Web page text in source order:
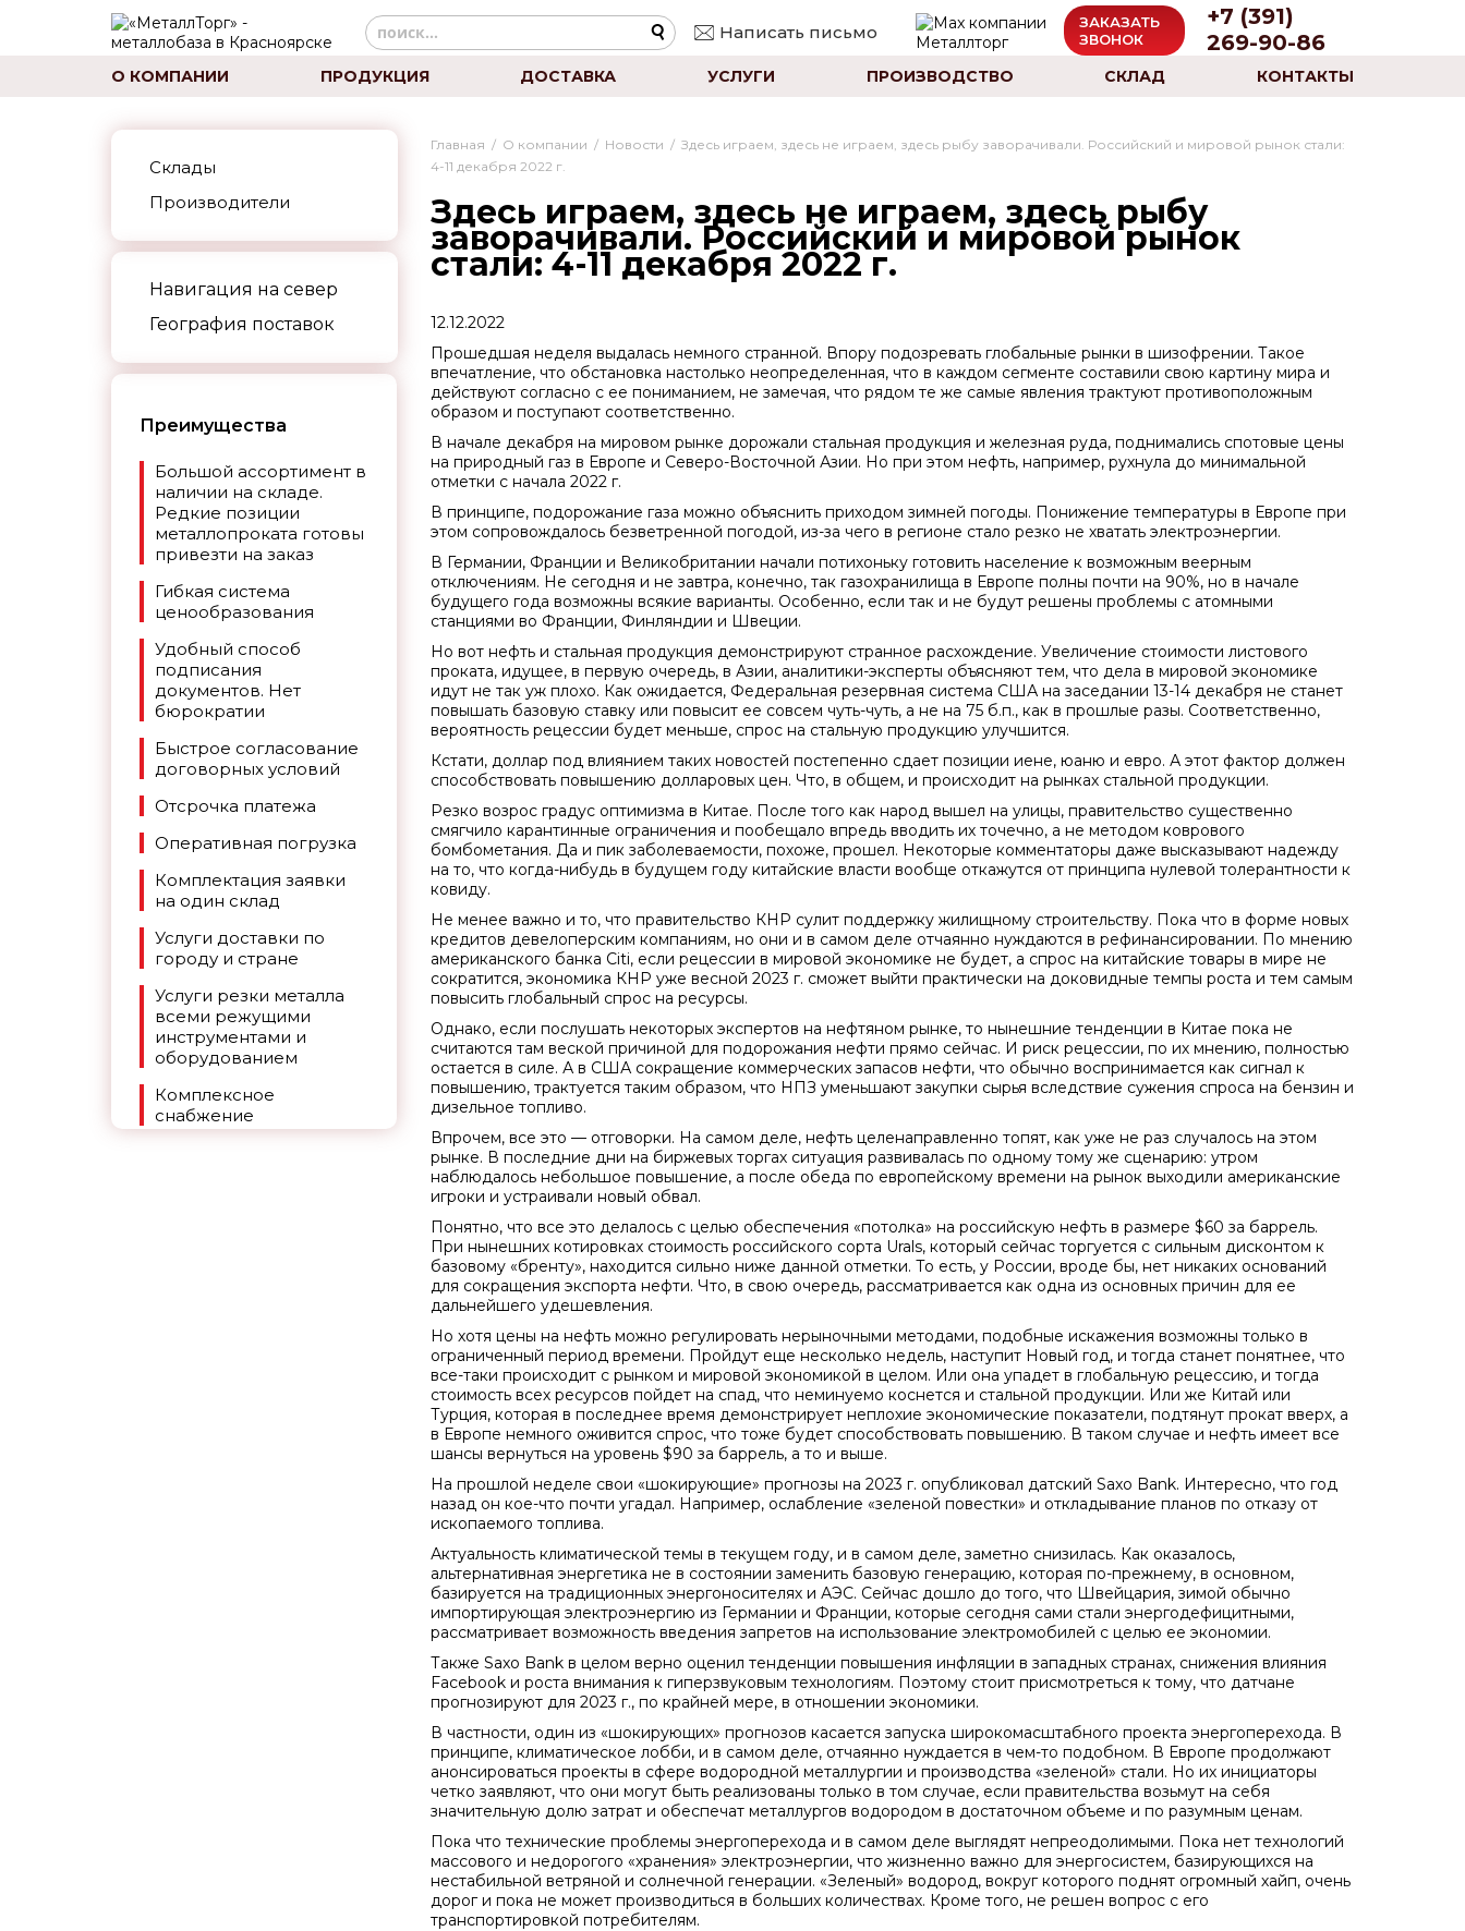
Написать письмо
ЗАКАЗАТЬ
ЗВОНОК
+7 (391)
269-90-86
О КОМПАНИИ ПРОДУКЦИЯ ДОСТАВКА УСЛУГИ ПРОИЗВОДСТВО СКЛАД КОНТАКТЫ
Склады
Производители
Навигация на север
География поставок
Преимущества
Большой ассортимент в
наличии на складе.
Редкие позиции
металлопроката готовы
привезти на заказ
Гибкая система
ценообразования
Удобный способ
подписания
документов. Нет
бюрократии
Быстрое согласование
договорных условий
Отсрочка платежа
Оперативная погрузка
Комплектация заявки
на один склад
Услуги доставки по
городу и стране
Услуги резки металла
всеми режущими
инструментами и
оборудованием
Комплексное
снабжение
Главная / О компании / Новости / Здесь играем, здесь не играем, здесь рыбу заворачивали. Российский и мировой рынок стали:
4-11 декабря 2022 г.
Здесь играем, здесь не играем, здесь рыбу
заворачивали. Российский и мировой рынок
стали: 4-11 декабря 2022 г.
12.12.2022
Прошедшая неделя выдалась немного странной. Впору подозревать глобальные рынки в шизофрении. Такое
впечатление, что обстановка настолько неопределенная, что в каждом сегменте составили свою картину мира и
действуют согласно с ее пониманием, не замечая, что рядом те же самые явления трактуют противоположным
образом и поступают соответственно.
В начале декабря на мировом рынке дорожали стальная продукция и железная руда, поднимались спотовые цены
на природный газ в Европе и Северо-Восточной Азии. Но при этом нефть, например, рухнула до минимальной
отметки с начала 2022 г.
В принципе, подорожание газа можно объяснить приходом зимней погоды. Понижение температуры в Европе при
этом сопровождалось безветренной погодой, из-за чего в регионе стало резко не хватать электроэнергии.
В Германии, Франции и Великобритании начали потихоньку готовить население к возможным веерным
отключениям. Не сегодня и не завтра, конечно, так газохранилища в Европе полны почти на 90%, но в начале
будущего года возможны всякие варианты. Особенно, если так и не будут решены проблемы с атомными
станциями во Франции, Финляндии и Швеции.
Но вот нефть и стальная продукция демонстрируют странное расхождение. Увеличение стоимости листового
проката, идущее, в первую очередь, в Азии, аналитики-эксперты объясняют тем, что дела в мировой экономике
идут не так уж плохо. Как ожидается, Федеральная резервная система США на заседании 13-14 декабря не станет
повышать базовую ставку или повысит ее совсем чуть-чуть, а не на 75 б.п., как в прошлые разы. Соответственно,
вероятность рецессии будет меньше, спрос на стальную продукцию улучшится.
Кстати, доллар под влиянием таких новостей постепенно сдает позиции иене, юаню и евро. А этот фактор должен
способствовать повышению долларовых цен. Что, в общем, и происходит на рынках стальной продукции.
Резко возрос градус оптимизма в Китае. После того как народ вышел на улицы, правительство существенно
смягчило карантинные ограничения и пообещало впредь вводить их точечно, а не методом коврового
бомбометания. Да и пик заболеваемости, похоже, прошел. Некоторые комментаторы даже высказывают надежду
на то, что когда-нибудь в будущем году китайские власти вообще откажутся от принципа нулевой толерантности к
ковиду.
Не менее важно и то, что правительство КНР сулит поддержку жилищному строительству. Пока что в форме новых
кредитов девелоперским компаниям, но они и в самом деле отчаянно нуждаются в рефинансировании. По мнению
американского банка Citi, если рецессии в мировой экономике не будет, а спрос на китайские товары в мире не
сократится, экономика КНР уже весной 2023 г. сможет выйти практически на доковидные темпы роста и тем самым
повысить глобальный спрос на ресурсы.
Однако, если послушать некоторых экспертов на нефтяном рынке, то нынешние тенденции в Китае пока не
считаются там веской причиной для подорожания нефти прямо сейчас. И риск рецессии, по их мнению, полностью
остается в силе. А в США сокращение коммерческих запасов нефти, что обычно воспринимается как сигнал к
повышению, трактуется таким образом, что НПЗ уменьшают закупки сырья вследствие сужения спроса на бензин и
дизельное топливо.
Впрочем, все это — отговорки. На самом деле, нефть целенаправленно топят, как уже не раз случалось на этом
рынке. В последние дни на биржевых торгах ситуация развивалась по одному тому же сценарию: утром
наблюдалось небольшое повышение, а после обеда по европейскому времени на рынок выходили американские
игроки и устраивали новый обвал.
Понятно, что все это делалось с целью обеспечения «потолка» на российскую нефть в размере $60 за баррель.
При нынешних котировках стоимость российского сорта Urals, который сейчас торгуется с сильным дисконтом к
базовому «бренту», находится сильно ниже данной отметки. То есть, у России, вроде бы, нет никаких оснований
для сокращения экспорта нефти. Что, в свою очередь, рассматривается как одна из основных причин для ее
дальнейшего удешевления.
Но хотя цены на нефть можно регулировать нерыночными методами, подобные искажения возможны только в
ограниченный период времени. Пройдут еще несколько недель, наступит Новый год, и тогда станет понятнее, что
все-таки происходит с рынком и мировой экономикой в целом. Или она упадет в глобальную рецессию, и тогда
стоимость всех ресурсов пойдет на спад, что неминуемо коснется и стальной продукции. Или же Китай или
Турция, которая в последнее время демонстрирует неплохие экономические показатели, подтянут прокат вверх, а
в Европе немного оживится спрос, что тоже будет способствовать повышению. В таком случае и нефть имеет все
шансы вернуться на уровень $90 за баррель, а то и выше.
На прошлой неделе свои «шокирующие» прогнозы на 2023 г. опубликовал датский Saxo Bank. Интересно, что год
назад он кое-что почти угадал. Например, ослабление «зеленой повестки» и откладывание планов по отказу от
ископаемого топлива.
Актуальность климатической темы в текущем году, и в самом деле, заметно снизилась. Как оказалось,
альтернативная энергетика не в состоянии заменить базовую генерацию, которая по-прежнему, в основном,
базируется на традиционных энергоносителях и АЭС. Сейчас дошло до того, что Швейцария, зимой обычно
импортирующая электроэнергию из Германии и Франции, которые сегодня сами стали энергодефицитными,
рассматривает возможность введения запретов на использование электромобилей с целью ее экономии.
Также Saxo Bank в целом верно оценил тенденции повышения инфляции в западных странах, снижения влияния
Facebook и роста внимания к гиперзвуковым технологиям. Поэтому стоит присмотреться к тому, что датчане
прогнозируют для 2023 г., по крайней мере, в отношении экономики.
В частности, один из «шокирующих» прогнозов касается запуска широкомасштабного проекта энергоперехода. В
принципе, климатическое лобби, и в самом деле, отчаянно нуждается в чем-то подобном. В Европе продолжают
анонсироваться проекты в сфере водородной металлургии и производства «зеленой» стали. Но их инициаторы
четко заявляют, что они могут быть реализованы только в том случае, если правительства возьмут на себя
значительную долю затрат и обеспечат металлургов водородом в достаточном объеме и по разумным ценам.
Пока что технические проблемы энергоперехода и в самом деле выглядят непреодолимыми. Пока нет технологий
массового и недорогого «хранения» электроэнергии, что жизненно важно для энергосистем, базирующихся на
нестабильной ветряной и солнечной генерации. «Зеленый» водород, вокруг которого поднят огромный хайп, очень
дорог и пока не может производиться в больших количествах. Кроме того, не решен вопрос с его
транспортировкой потребителям.